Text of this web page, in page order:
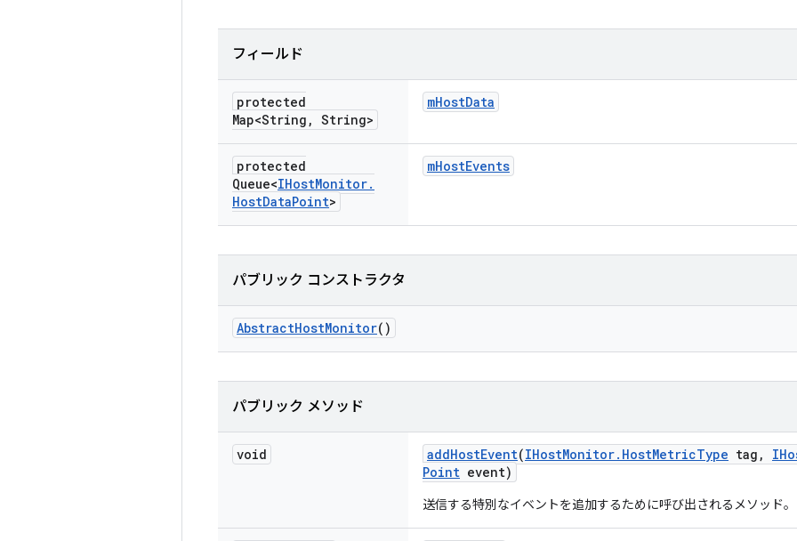
フィールド
protected
Map<String , String>
mHostData
protected
Queue<IHostMonitor.
HostDataPoint>
mHostEvents
パブリック コンストラクタ
AbstractHostMonitor()
パブリック メソッド
void addHostEvent(IHostMonitor. HostMetricType tag ,
Point event)
送信する特別なイベントを追加するために呼び出されるメソッド。